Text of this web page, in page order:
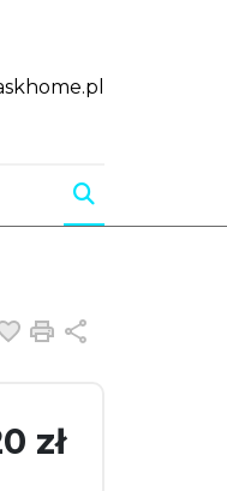
Dodaj do
Drukuj
zł